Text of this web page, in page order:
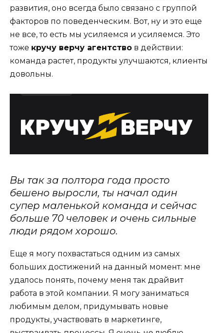
развития, оно всегда было связано с группой
факторов по поведенческим. Вот, ну и это еще
не все, то есть мы усиляемся и усиляемся. Это
тоже кручу верчу агентство в действии:
команда растет, продукты улучшаются, клиенты
довольны.
Вы так за полтора года просто
бешено выросли, ты начал один
супер маленькой команда и сейчас
больше 70 человек и очень сильные
люди рядом хорошо.
Еще я могу похвастаться одним из самых
больших достижений на данный момент: мне
удалось понять, почему меня так драйвит
работа в этой компании. Я могу заниматься
любимым делом, придумывать новые
продукты, участвовать в маркетинге,